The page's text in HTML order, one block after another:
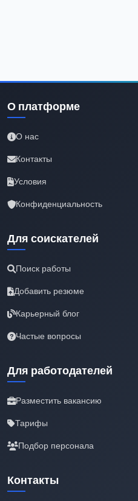
О платформе
О нас
Контакты
Условия
Конфиденциальность
Для соискателей
Поиск работы
Добавить резюме
Карьерный блог
Частые вопросы
Для работодателей
Разместить вакансию
Тарифы
Подбор персонала
Контакты